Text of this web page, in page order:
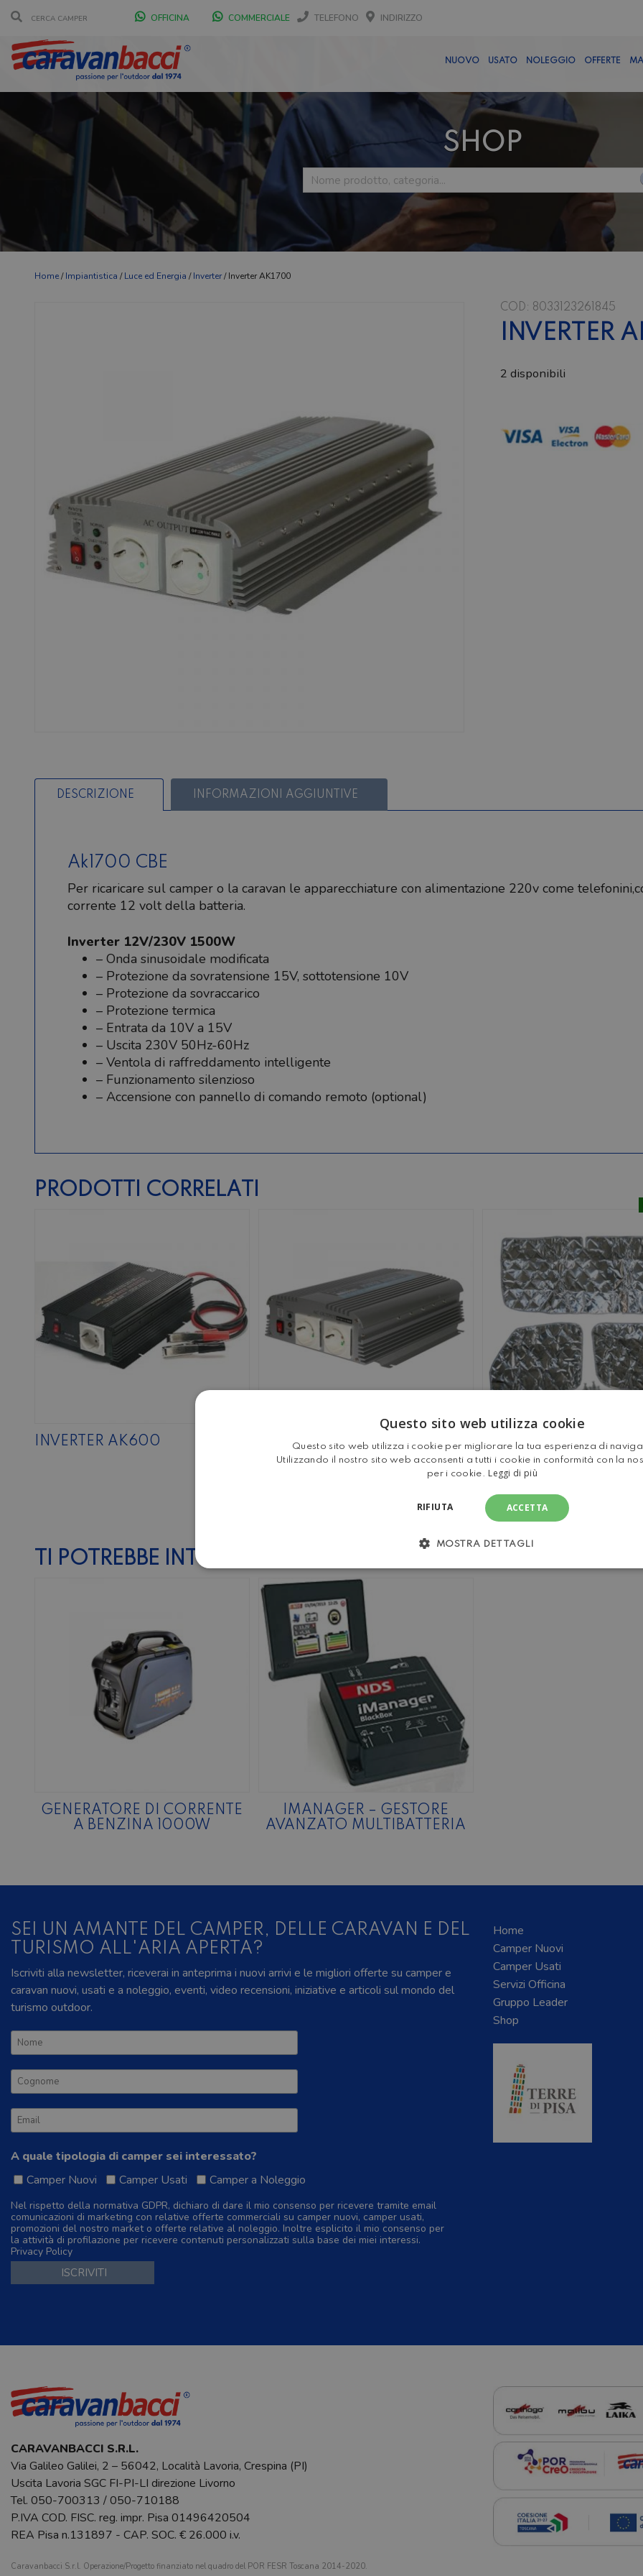
OFFICINA COMMERCIALE TELEFONO INDIRIZZO
NUOVO USATO NOLEGGIO OFFERTE
SHOP
Home/Impiantistica /Luce ed Energia /Inverter/ Inverter AK1700
COD: 8033123261845
INVERTER
2 disponibili
quantità
DESCRIZIONE INFORMAZIONI AGGIUNTIVE
Ak1700 CBE
Per ricaricare sul camper o la caravan le apparecchiature con alimentazione 220v come
corrente 12 volt della batteria.
Inverter 12V/230V 1500W
– Onda sinusoidale modificata
– Protezione da sovratensione 15V, sottotensione 10V
– Protezione da sovraccarico
– Protezione termica
– Entrata da 10V a 15V
– Uscita 230V 50Hz-60Hz
– Ventola di raffreddamento intelligente
– Funzionamento silenzioso
– Accensione con pannello di comando remoto (optional)
PRODOTTI CORRELATI
INVERTER AK600 INVERTER AK1000
OSCURANTI TERMICI
PER VETRO CABINA
VARIE
TI POTREBBE INTERESSARE…
GENERATORE DI CORRENTE
A BENZINA 1000W
IMANAGER – GESTORE
AVANZATO MULTIBATTERIA
SEI UN AMANTE DEL CAMPER, DELLE CARAVAN E DEL
TURISMO ALL'ARIA APERTA?
Iscriviti alla newsletter, riceverai in anteprima i nuovi arrivi e le migliori offerte su camper e
caravan nuovi, usati e a noleggio, eventi, video recensioni, iniziative e articoli sul mondo del
turismo outdoor.
A quale tipologia di camper sei interessato?
Camper Nuovi
Camper Usati Camper a Noleggio
Nel rispetto della normativa GDPR, dichiaro di dare il mio consenso per ricevere tramite email
comunicazioni di marketing con relative offerte commerciali su camper nuovi, camper usati,
promozioni del nostro market o offerte relative al noleggio. Inoltre esplicito il mio consenso per
la attività di profilazione per ricevere contenuti personalizzati sulla base dei miei interessi.
Privacy Policy
Home
Camper Nuovi
Camper Usati
Servizi Officina
Gruppo Leader
Shop
CARAVANBACCI S.R.L.
Via Galileo Galilei, 2 – 56042, Località Lavoria, Crespina (PI)
Uscita Lavoria SGC FI-PI-LI direzione Livorno
Tel. 050-700313 /050-710188
P.IVA COD. FISC. reg. impr. Pisa 01496420504
REA Pisa n.131897 - CAP. SOC. € 26.000 i.v.
Caravanbacci S.r.l. Operazione/Progetto finanziato nel quadro del POR FESR Toscana 2014-2020.
Questo sito web utilizza cookie
Questo sito web utilizza i cookie per migliorare la tua esperienza di
Utilizzando il nostro sito web acconsenti a tutti i cookie in conformità con la
per i cookie. Leggi di più
ACCETTA
RIFIUTA
MOSTRA DETTAGLI